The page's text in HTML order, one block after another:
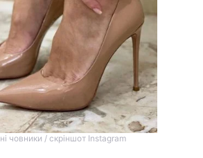
човники / скріншот Instagram